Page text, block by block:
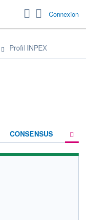
Connexion
Profil INPEX
CONSENSUS